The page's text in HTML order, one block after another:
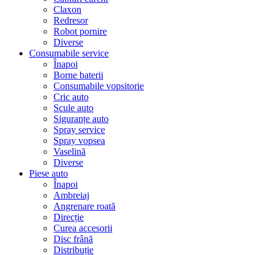
Claxon
Redresor
Robot pornire
Diverse
Consumabile service
Înapoi
Borne baterii
Consumabile vopsitorie
Cric auto
Scule auto
Siguranțe auto
Spray service
Spray vopsea
Vaselină
Diverse
Piese auto
Înapoi
Ambreiaj
Angrenare roată
Direcție
Curea accesorii
Disc frână
Distribuție